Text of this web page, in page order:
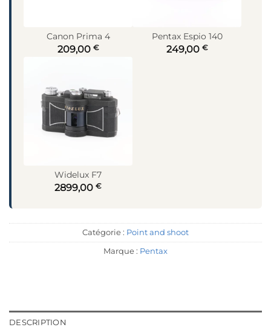
Canon Prima 4
209,00 €
Pentax Espio 140
249,00 €
Widelux F7
2899,00 €
Catégorie : Point and shoot
Marque : Pentax
DESCRIPTION